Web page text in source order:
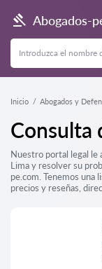
Abogados-
Inicio Abogados y
Consulta
Nuestro portal legal le
Lima y resolver su
pe.com. Tenemos una
precios y reseñas,